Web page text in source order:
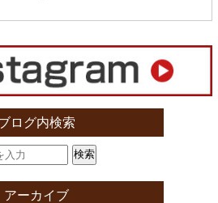
ログ内検索
検索
アーカイブ